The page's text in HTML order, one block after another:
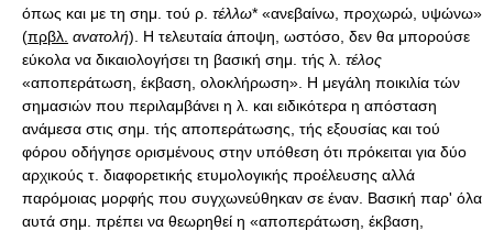
όπως και με τη σημ. τού ρ. τέλλω* «ανεβαίνω, προχωρώ, υψώνω»
(πρβλ. ανατολή). Η τελευταία άποψη, ωστόσο, δεν θα μπορούσε
εύκολα να δικαιολογήσει τη βασική σημ. τής λ. τέλος
«αποπεράτωση, έκβαση, ολοκλήρωση». Η μεγάλη ποικιλία τών
σημασιών που περιλαμβάνει η λ. και ειδικότερα η απόσταση
ανάμεσα στις σημ. τής αποπεράτωσης, τής εξουσίας και τού
φόρου οδήγησε ορισμένους στην υπόθεση ότι πρόκειται για δύο
αρχικούς τ. διαφορετικής ετυμολογικής προέλευσης αλλά
παρόμοιας μορφής που συγχωνεύθηκαν σε έναν. Βασική παρ' όλα
αυτά σημ. πρέπει να θεωρηθεί η «αποπεράτωση, έκβαση,